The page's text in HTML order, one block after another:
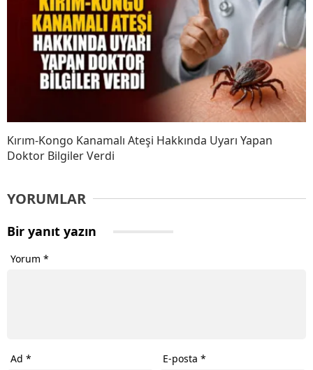
Kırım-Kongo Kanamalı Ateşi Hakkında Uyarı Yapan
Doktor Bilgiler Verdi
YORUMLAR
Bir yanıt yazın
Yorum *
Ad * E-posta*